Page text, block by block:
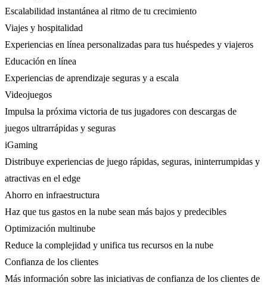
Escalabilidad instantánea al ritmo de tu crecimiento
Viajes y hospitalidad
Experiencias en línea personalizadas para tus huéspedes y viajeros
Educación en línea
Experiencias de aprendizaje seguras y a escala
Videojuegos
Impulsa la próxima victoria de tus jugadores con descargas de
juegos ultrarrápidas y seguras
iGaming
Distribuye experiencias de juego rápidas, seguras, ininterrumpidas y
atractivas en el edge
Ahorro en infraestructura
Haz que tus gastos en la nube sean más bajos y predecibles
Optimización multinube
Reduce la complejidad y unifica tus recursos en la nube
Confianza de los clientes
Más información sobre las iniciativas de confianza de los clientes de